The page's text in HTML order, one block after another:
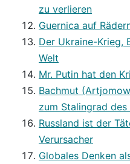
zu verlieren
Guernica auf
Der Ukraine-Krieg,
Welt
Mr. Putin hat den
Bachmut
zum Stalingrad
Russland ist der
Verursacher
Globales Denken